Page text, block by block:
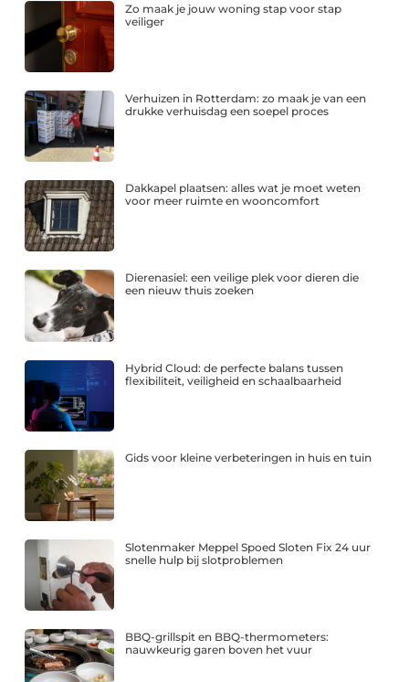
Zo maak je jouw woning stap voor stap
veiliger
Verhuizen in Rotterdam: zo maak je van een
drukke verhuisdag een soepel proces
Dakkapel plaatsen: alles wat je moet weten
voor meer ruimte en wooncomfort
Dierenasiel: een veilige plek voor dieren die
een nieuw thuis zoeken
Hybrid Cloud: de perfecte balans tussen
flexibiliteit, veiligheid en schaalbaarheid
Gids voor kleine verbeteringen in huis en tuin
Slotenmaker Meppel Spoed Sloten Fix 24 uur
snelle hulp bij slotproblemen
BBQ-grillspit en BBQ-thermometers:
nauwkeurig garen boven het vuur